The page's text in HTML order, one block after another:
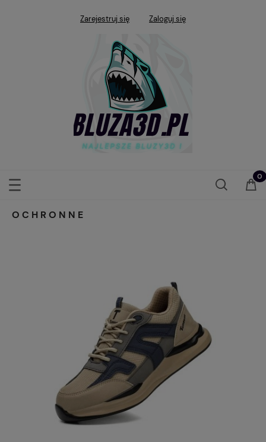
Zarejestruj się Zaloguj się
OCHRONNE